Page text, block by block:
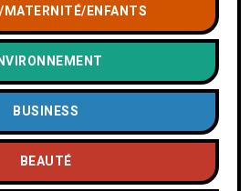
ENFANTS
BUSINESS
BEAUTÉ